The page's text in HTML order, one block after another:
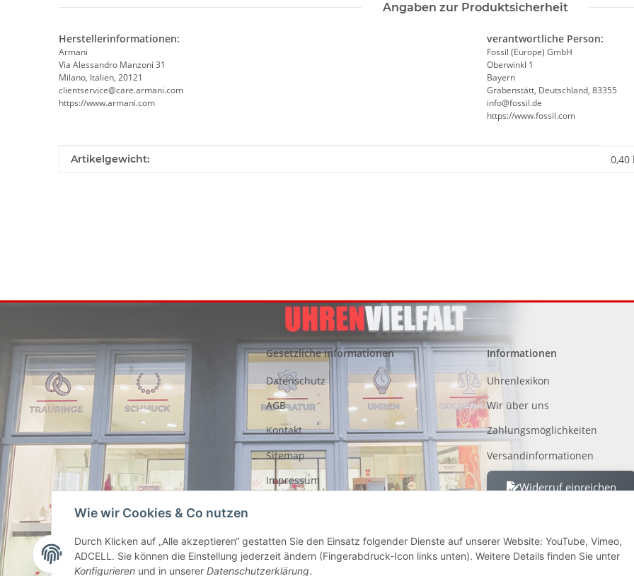
Wie wir Cookies & Co nutzen
Durch Klicken auf „Alle akzeptieren“ gestatten Sie den Einsatz folgender Dienste auf unserer Website: YouTube, Vimeo,
ADCELL. Sie können die Einstellung jederzeit ändern (Fingerabdruck-Icon links unten). Weitere Details finden Sie unter
Konfigurieren und in unserer Datenschutzerklärung.
Angaben zur Produktsicherheit
Herstellerinformationen:
Armani
Via Alessandro Manzoni 31
Milano, Italien, 20121
clientservice@care.armani.com
https://www.armani.com
verantwortliche Person:
Fossil (Europe) GmbH
Oberwinkl 1
Bayern
Grabenstätt, Deutschland, 83355
info@fossil.de
https://www.fossil.com
Produkteigenschaft
Wert
Artikelgewicht: 0,40
Gesetzliche Informationen
Datenschutz
AGB
Kontakt
Sitemap
Impressum
Widerrufsrecht
Informationen
Uhrenlexikon
Wir über uns
Zahlungsmöglichkeiten
Versandinformationen
Widerruf einreichen